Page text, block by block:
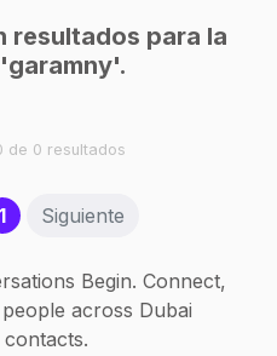
resultados para la
de 0 resultados
1(current)
Siguiente
Begin. Connect,
across Dubai